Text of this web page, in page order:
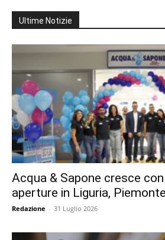
Ultime Notizie
Acqua & Sapone cresce
aperture in Liguria,
Redazione - 31 Luglio 2026